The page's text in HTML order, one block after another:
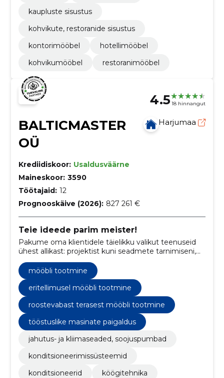
kaupluste sisustus
kohvikute, restoranide sisustus
kontorimööbel
hotellimööbel
kohvikumööbel
restoranimööbel
4.5 18 hinnangut
BALTICMASTER
OÜ
Harjumaa
Krediidiskoor: Usaldusväärne
Maineskoor: 3590
Töötajaid: 12
Prognooskäive (2026): 827 261 €
Teie ideede parim meister!
Pakume oma klientidele täielikku valikut teenuseid
ühest allikast: projektist kuni seadmete tarnimiseni,
mööbli tootmine
eritellimusel mööbli tootmine
roostevabast terasest mööbli tootmine
tööstuslike masinate paigaldus
jahutus- ja kliimaseaded, soojuspumbad
konditsioneerimissüsteemid
konditsioneerid
köögitehnika